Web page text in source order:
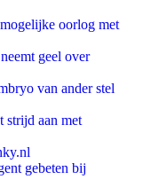
oorlog met
geel over
van ander stel
strijd aan met
gebeten bij